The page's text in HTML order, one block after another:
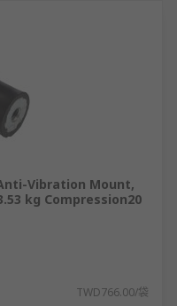
Anti-Vibration Mount,
kg Compression20
TWD766.00/袋